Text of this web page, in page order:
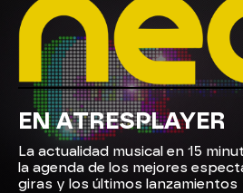
EN ATRESPLAYER
La actualidad musical en 15
la agenda de los mejores
giras y los últimos lanzamientos